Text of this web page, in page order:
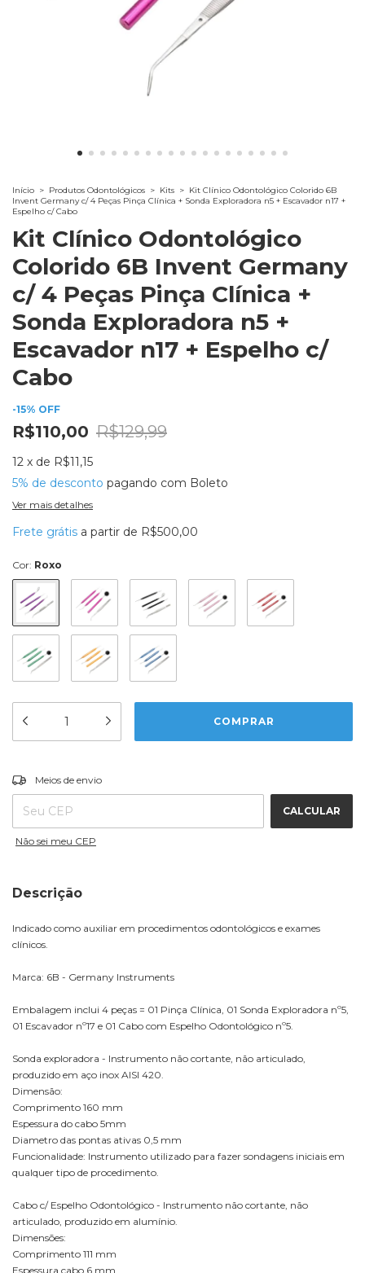
Início > Produtos Odontológicos > Kits > Kit Clínico Odontológico Colorido 6B
Invent Germany c/ 4 Peças Pinça Clínica + Sonda Exploradora n5 + Escavador n17 +
Espelho c/ Cabo
Kit Clínico Odontológico
Colorido 6B Invent Germany
c/ 4 Peças Pinça Clínica +
Sonda Exploradora n5 +
Escavador n17 + Espelho c/
Cabo
-15% OFF
R$110,00 R$129,99
12 x de R$11,15
5% de desconto pagando com Boleto
Ver mais detalhes
Frete grátis a partir de R$500,00
Cor: Roxo
Entregas para o CEP:
Meios de envio
CALCULAR
Não sei meu CEP
Descrição
Indicado como auxiliar em procedimentos odontológicos e exames
clínicos.
Marca: 6B - Germany Instruments
Embalagem inclui 4 peças = 01 Pinça Clínica, 01 Sonda Exploradora nº5,
01 Escavador nº17 e 01 Cabo com Espelho Odontológico nº5.
Sonda exploradora - Instrumento não cortante, não articulado,
produzido em aço inox AISI 420.
Dimensão:
Comprimento 160 mm
Espessura do cabo 5mm
Diametro das pontas ativas 0,5 mm
Funcionalidade: Instrumento utilizado para fazer sondagens iniciais em
qualquer tipo de procedimento.
Cabo c/ Espelho Odontológico - Instrumento não cortante, não
articulado, produzido em alumínio.
Dimensões:
Comprimento 111 mm
Espessura cabo 6 mm